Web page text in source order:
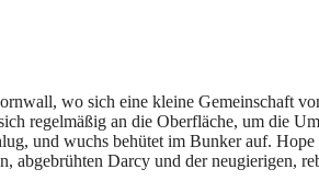
wo sich eine kleine Gemeinschaft
regelmäßig an die Oberfläche, um die
und wuchs behütet im Bunker auf.
Darcy und der neugierigen,